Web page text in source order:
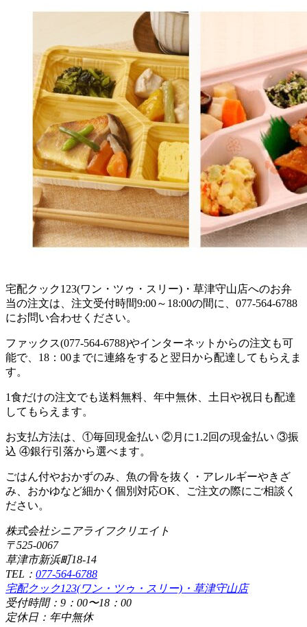
宅配クック123(ワン・ツゥ・スリー)・草津守山店へのお弁
当の注文は、注文受付時間9:00～18:00の間に、077-564-6788
にお問い合わせください。
ファックス(077-564-6788)やインターネットからの注文も可
能で、18：00までに連絡をすると翌日から配達してもらえま
す。
1食だけの注文でも送料無料、年中無休、土日や祝日も配達
してもらえます。
お支払方法は、①毎回現金払い ②月に1.2回の現金払い ③振
込 ④銀行引落から選べます。
ごはん付やおかずのみ、魚の骨を抜く・アレルギーやきざ
み、おかゆなど細かく個別対応OK、ご注文の際にご相談く
ださい。
株式会社シニアライフクリエイト
〒525-0067
草津市新浜町18-14
TEL： 077-564-6788
宅配クック123(ワン・ツゥ・スリー)・草津守山店
受付時間：9：00〜18：00
定休日：年中無休